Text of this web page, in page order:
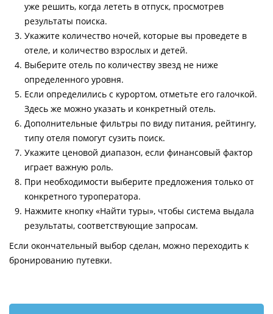
уже решить, когда лететь в отпуск, просмотрев
результаты поиска.
Укажите количество ночей, которые вы проведете в
отеле, и количество взрослых и детей.
Выберите отель по количеству звезд не ниже
определенного уровня.
Если определились с курортом, отметьте его галочкой.
Здесь же можно указать и конкретный отель.
Дополнительные фильтры по виду питания, рейтингу,
типу отеля помогут сузить поиск.
Укажите ценовой диапазон, если финансовый фактор
играет важную роль.
При необходимости выберите предложения только от
конкретного туроператора.
Нажмите кнопку «Найти туры», чтобы система выдала
результаты, соответствующие запросам.
Если окончательный выбор сделан, можно переходить к
бронированию путевки.